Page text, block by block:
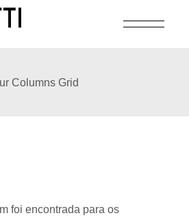
Columns Grid
foi encontrada para os